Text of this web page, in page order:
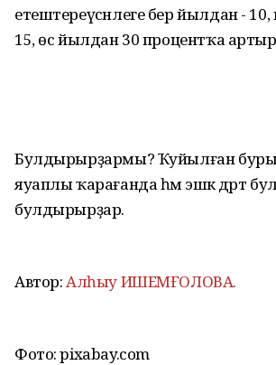
етештереүсәнлеге бер йылдан -
15, өс йылдан 30 процентҡа
Булдырырҙармы? Ҡуйылған
яуаплы ҡарағанда һәм эшкә дәрт
булдырырҙар.
Автор:Алһыу ИШЕМҒОЛОВА.
Фото: pixabay.com